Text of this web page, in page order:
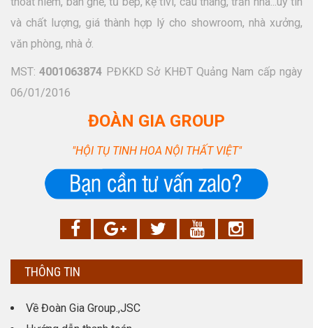
và chất lượng, giá thành hợp lý cho showroom, nhà xưởng,
văn phòng, nhà ở.
MST:4001063874 PĐKKD Sở KHĐT Quảng Nam cấp ngày
06/01/2016
ĐOÀN GIA GROUP
"HỘI TỤ TINH HOA NỘI THẤT VIỆT"
THÔNG TIN
Về Đoàn Gia Group.,JSC